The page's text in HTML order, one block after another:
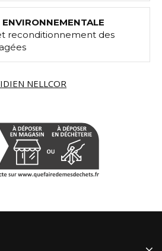
ENVIRONNEMENTALE
reconditionnement des
NELLCOR